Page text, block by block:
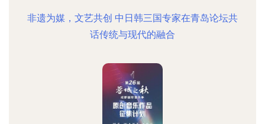
非遗为媒，文艺共创 中日韩三国专家在青岛论坛共
话传统与现代的融合